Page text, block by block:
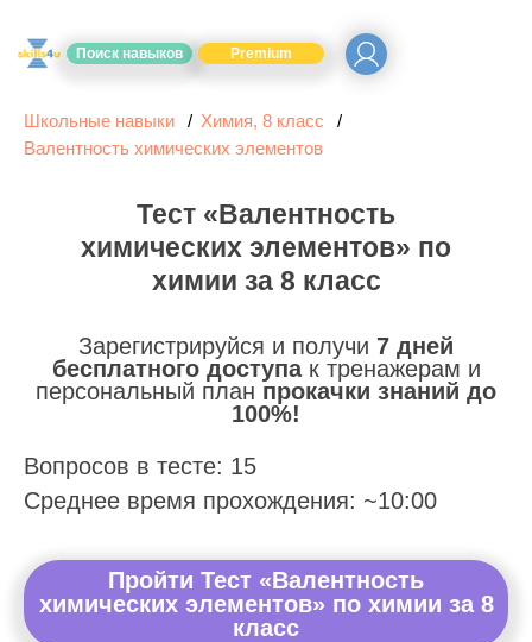
Поиск навыков Premium
Школьные навыки
Химия, 8 класс
Валентность химических элементов
Тест «Валентность
химических элементов» по
химии за 8 класс
Зарегистрируйся и получи 7 дней
бесплатного доступак тренажерам и
персональный план прокачки знаний до
100%!
Вопросов в тесте: 15
Среднее время прохождения: ~10:00
Пройти Тест «Валентность
химических элементов» по химии за 8
класс